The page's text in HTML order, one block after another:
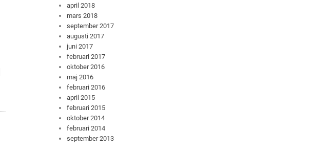
april 2018
mars 2018
september 2017
augusti 2017
juni 2017
februari 2017
oktober 2016
maj 2016
februari 2016
april 2015
februari 2015
oktober 2014
februari 2014
september 2013